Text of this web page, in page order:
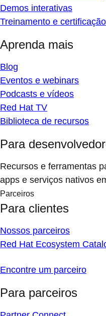
Demos interativas
Treinamento e certificação
Aprenda mais
Blog
Eventos e webinars
Podcasts e vídeos
Red Hat TV
Biblioteca de recursos
Para
Recursos e ferramentas
apps e serviços nativos
Parceiros
Para clientes
Nossos parceiros
Red Hat Ecosystem
Encontre um parceiro
Para parceiros